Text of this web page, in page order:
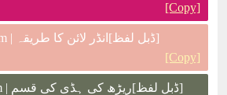
[Copy]
[ڈبل لفظ]انڈر لائن کا طریقہ | dw_video_classroom
[Copy]
[ڈبل لفظ]ریڑھ کی ہڈی کی قسم | dw-video-classroom